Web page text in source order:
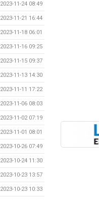
2023-11-24 08:49
2023-11-21 16:44
2023-11-18 06:01
2023-11-16 09:25
2023-11-15 09:37
2023-11-13 14:30
2023-11-11 17:22
2023-11-06 08:03
2023-11-02 07:19
2023-11-01 08:01
2023-10-26 07:49
2023-10-24 11:30
2023-10-23 13:57
2023-10-23 10:33